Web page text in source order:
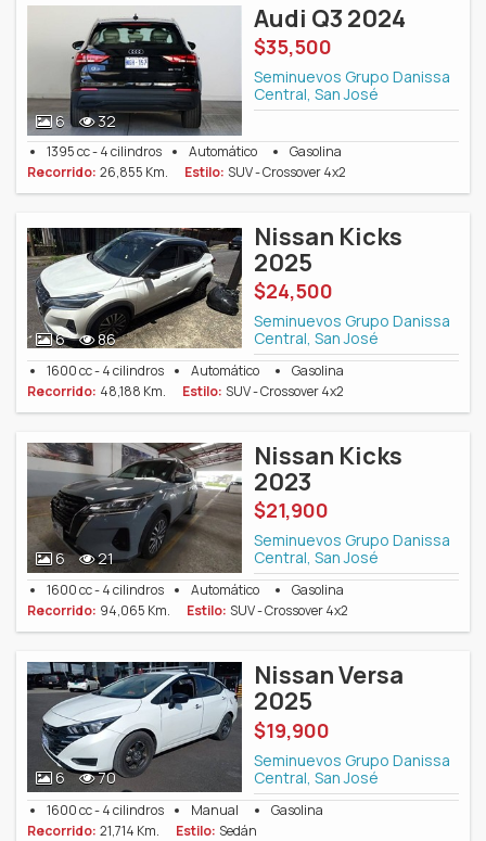
6 32
Audi Q3 2024
$35,500
Seminuevos Grupo Danissa
Central, San José
1395 cc - 4 cilindros Automático
Gasolina
Recorrido: 26,855 Km. Estilo: SUV - Crossover 4x2
6 86
Nissan Kicks
2025
$24,500
Seminuevos Grupo Danissa
Central, San José
1600 cc - 4 cilindros Automático
Gasolina
Recorrido: 48,188 Km. Estilo: SUV - Crossover 4x2
6 21
Nissan Kicks
2023
$21,900
Seminuevos Grupo Danissa
Central, San José
1600 cc - 4 cilindros Automático
Gasolina
Recorrido: 94,065 Km. Estilo: SUV - Crossover 4x2
6 70
Nissan Versa
2025
$19,900
Seminuevos Grupo Danissa
Central, San José
1600 cc - 4 cilindros Manual
Gasolina
Recorrido: 21,714 Km. Estilo: Sedán